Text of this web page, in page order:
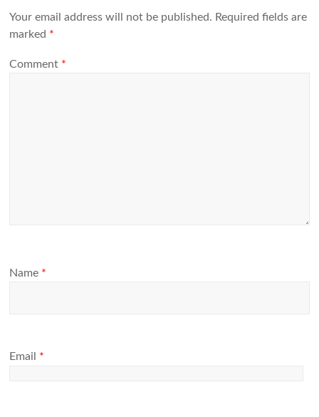
Your email address will not be published. Required fields are
marked *
Comment *
Name *
Email *